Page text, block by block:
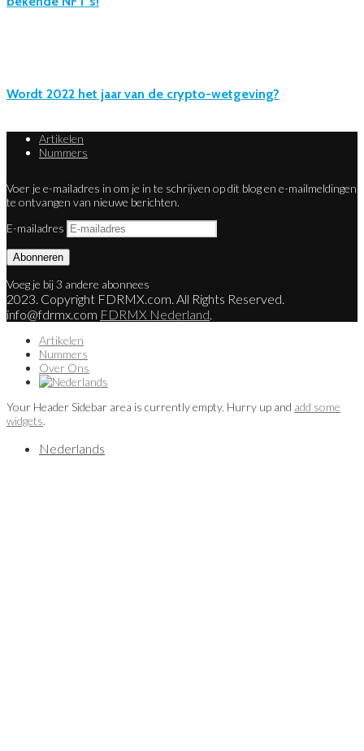
Wordt 2022 het jaar van de crypto-wetgeving?
Artikelen
Nummers
Voer je e-mailadres in om je in te schrijven op dit blog en e-mailmeldingen
te ontvangen van nieuwe berichten.
E-mailadres
Abonneren
Voeg je bij 3 andere abonnees
2023. Copyright FDRMX.com. All Rights Reserved.
info@fdrmx.com FDRMX Nederland
Artikelen
Nummers
Over Ons
Your Header Sidebar area is currently empty. Hurry up and add some
widgets.
Nederlands